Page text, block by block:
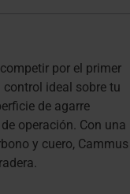
por el primer
control ideal sobre tu
de agarre
operación. Con una
y cuero, Cammus